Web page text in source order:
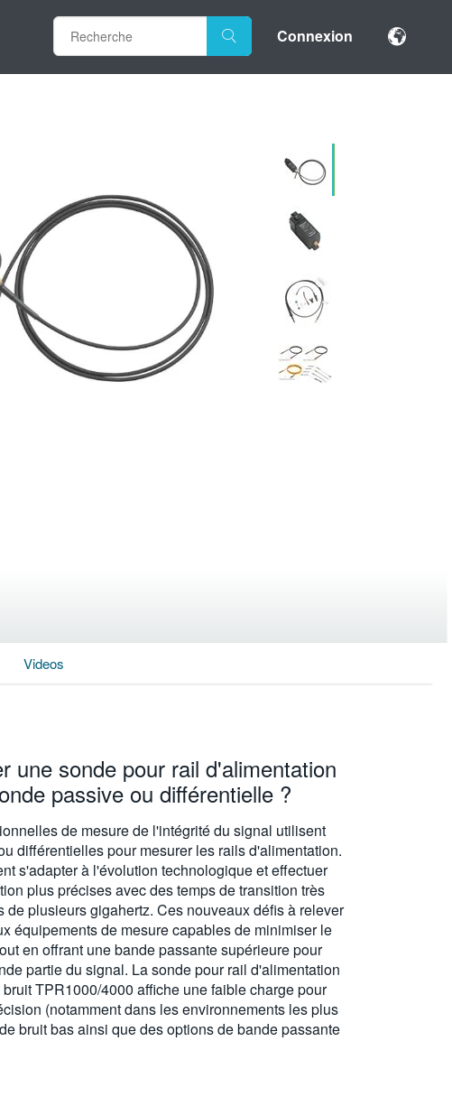
Connexion
Videos
une sonde pour rail d'alimentation
passive ou différentielle ?
de mesure de l'intégrité du signal utilisent
différentielles pour mesurer les rails d'alimentation.
s'adapter à l'évolution technologique et effectuer
plus précises avec des temps de transition très
de plusieurs gigahertz. Ces nouveaux défis à relever
équipements de mesure capables de minimiser le
en offrant une bande passante supérieure pour
partie du signal. La sonde pour rail d'alimentation
TPR1000/4000 affiche une faible charge pour
(notamment dans les environnements les plus
bruit bas ainsi que des options de bande passante